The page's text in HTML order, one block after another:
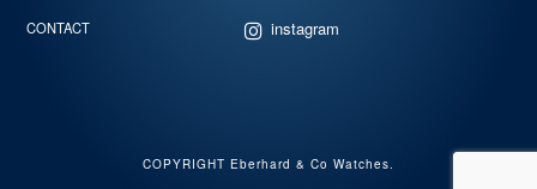
CONTACT instagram
COPYRIGHT Eberhard & Co Watches.